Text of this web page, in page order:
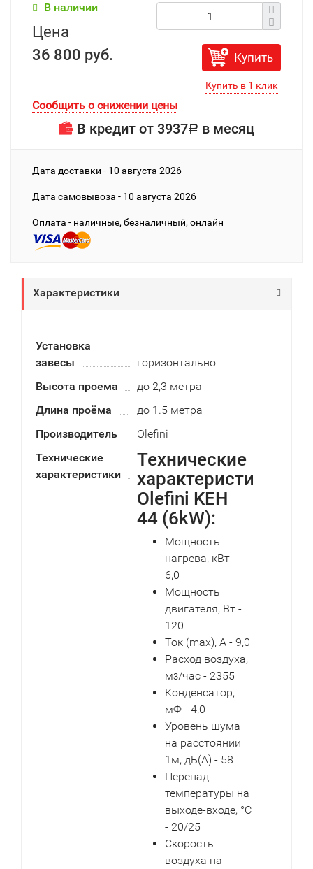
В наличии
Цена
36 800 руб.
Купить
Сообщить о снижении цены
В кредит от 3937Р в месяц
Дата доставки - 10 августа 2026
Дата cамовывоза - 10 августа 2026
Оплата - наличные, безналичный, онлайн
Характеристики
Установка
завесы
горизонтально
Высота проема
до 2,3 метра
Длина проёма
до 1.5 метра
Производитель
Olefini
Технические
характеристики
Технические
характеристики
Olefini KEH
44 (6kW):
Мощность
нагрева, кВт -
6,0
Мощность
двигателя, Вт -
120
Ток (max), А - 9,0
Расход воздуха,
м3/час - 2355
Конденсатор,
мФ - 4,0
Уровень шума
на расстоянии
1м, дБ(А) - 58
Перепад
температуры на
выходе-входе, °С
- 20/25
Скорость
воздуха на